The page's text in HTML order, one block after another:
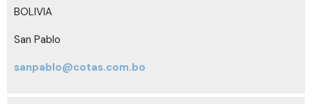
BOLIVIA
San Pablo
sanpablo@cotas.com.bo